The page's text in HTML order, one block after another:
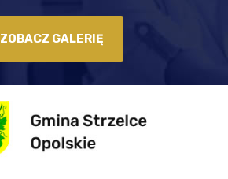
ZOBACZ GALERIĘ